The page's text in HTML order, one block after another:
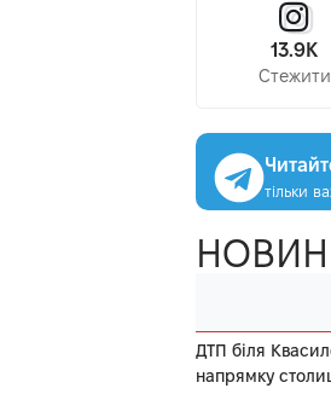
13.9K
Стежити
тільки
ДТП біля
напрямку